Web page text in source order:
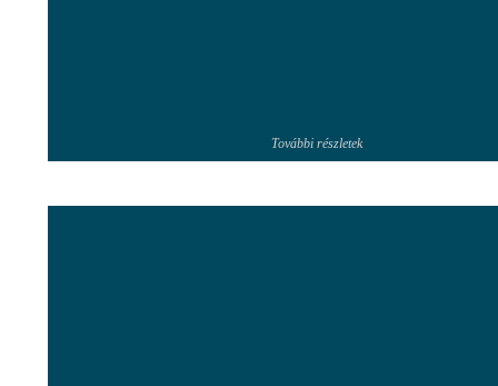
További részletek